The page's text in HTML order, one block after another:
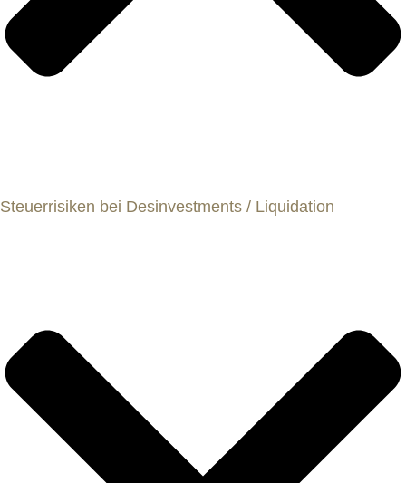
Steuerrisiken bei Desinvestments / Liquidation